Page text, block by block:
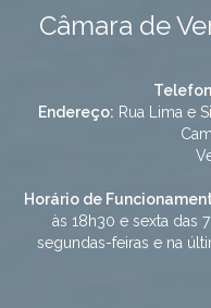
Câmara de
Endereço: Rua Lima e
Horário de
às 18h30 e sexta das
segundas-feiras e na